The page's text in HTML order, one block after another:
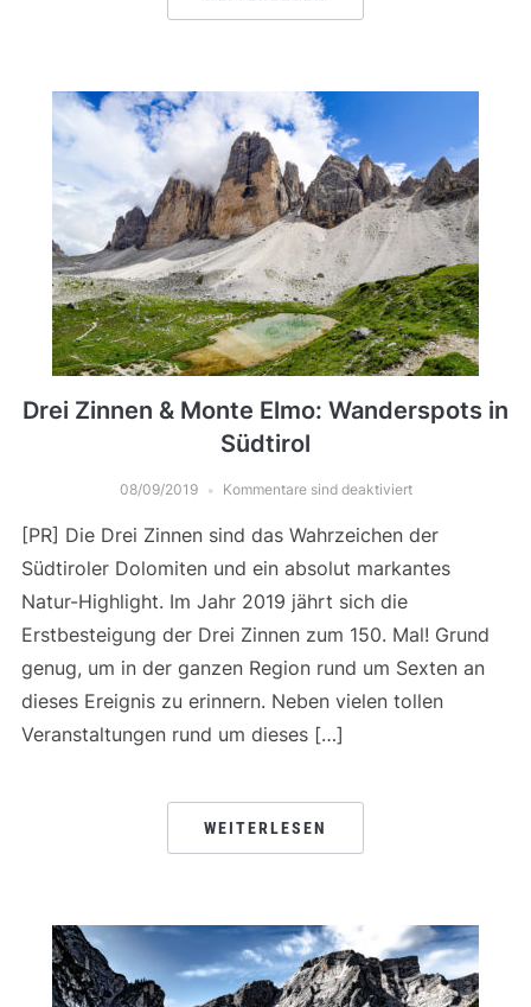
Drei Zinnen & Monte Elmo: Wanderspots in
Südtirol
08/09/2019 Kommentare sind deaktiviert
[PR] Die Drei Zinnen sind das Wahrzeichen der
Südtiroler Dolomiten und ein absolut markantes
Natur-Highlight. Im Jahr 2019 jährt sich die
Erstbesteigung der Drei Zinnen zum 150. Mal! Grund
genug, um in der ganzen Region rund um Sexten an
dieses Ereignis zu erinnern. Neben vielen tollen
Veranstaltungen rund um dieses […]
WEITERLESEN